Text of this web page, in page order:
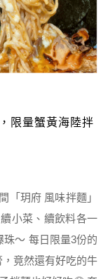
限量蟹黃海陸拌
「玥府 風味拌麵」
小菜、續飲料各一
～ 每日限量3份的
竟然還有好吃的牛